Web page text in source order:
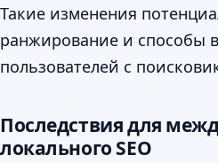
Такие изменения
ранжирование и способы
пользователей с
Последствия для
локального SEO